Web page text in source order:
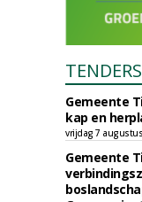
TENDERS
Gemeente
kap en
vrijdag 7
Gemeente